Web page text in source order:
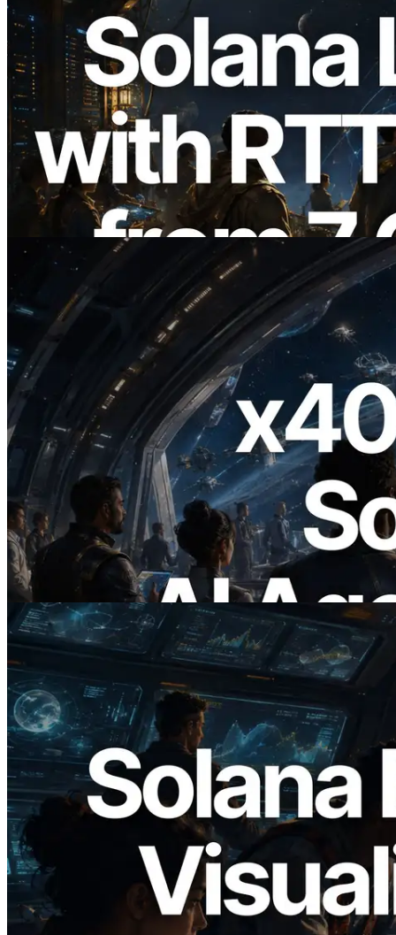
2026.08.05
ERPC Memperluas Solana Leader Slot
API dengan Pengukuran Ping dari 7
Region Global — Validators Information
API Juga Diluncurkan
2026.07.04
ERPC Meluncurkan Solana RPC
Berbasis x402 — Era AI Agent
Membayar API yang Dibutuhkan Secara
On Demand
Baca artikel ini
2026.05.24
Validators Solutions Meluncurkan Solana
Block Analyzer — Memvisualisasikan
Waktu Produksi Blok per Slot dan
Validator yang Ditugaskan